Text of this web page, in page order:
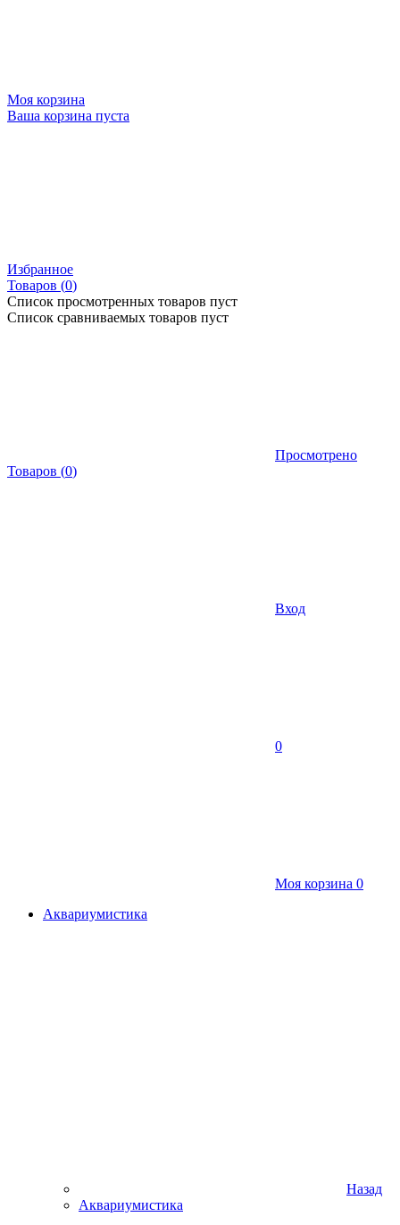
Моя корзина
Ваша корзина пуста
Избранное
Товаров (0)
Список просмотренных товаров пуст
Список сравниваемых товаров пуст
Просмотрено
Товаров (0)
Вход
0
Моя корзина 0
Аквариумистика
Назад
Аквариумистика